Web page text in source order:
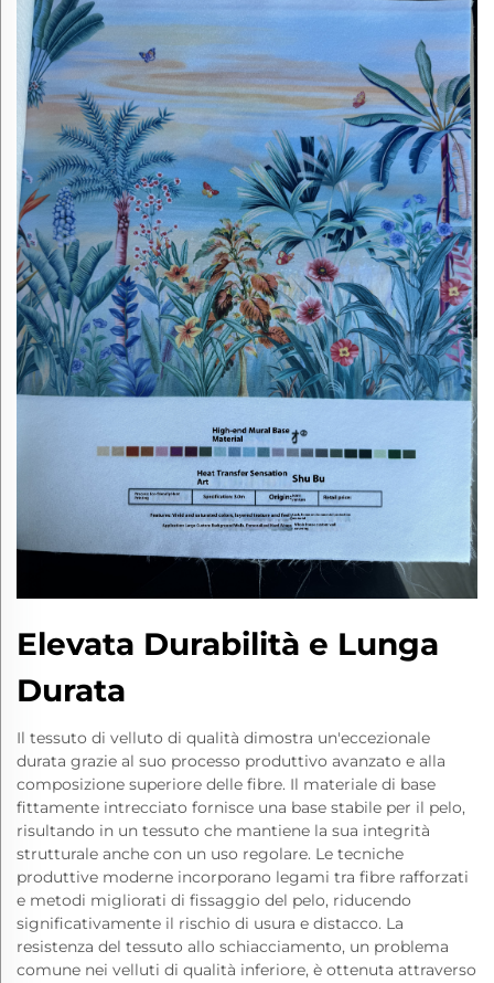
Elevata Durabilità e Lunga
Durata
Il tessuto di velluto di qualità dimostra un'eccezionale
durata grazie al suo processo produttivo avanzato e alla
composizione superiore delle fibre. Il materiale di base
fittamente intrecciato fornisce una base stabile per il pelo,
risultando in un tessuto che mantiene la sua integrità
strutturale anche con un uso regolare. Le tecniche
produttive moderne incorporano legami tra fibre rafforzati
e metodi migliorati di fissaggio del pelo, riducendo
significativamente il rischio di usura e distacco. La
resistenza del tessuto allo schiacciamento, un problema
comune nei velluti di qualità inferiore, è ottenuta attraverso